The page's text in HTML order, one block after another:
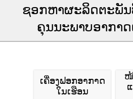
ຊອກຫາຜະລິດຕະພັ
ຄຸນນະພາບອາກາ
ເຄື່ອງຟອກອາກາດ
ໃນເຮືອນ
ໜ້